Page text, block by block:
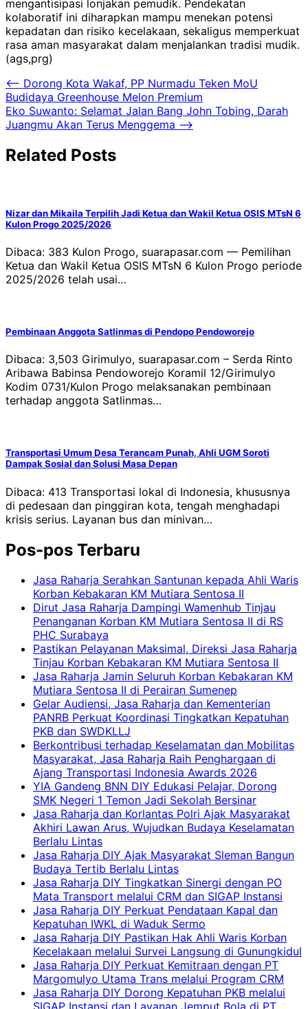
mengantisipasi lonjakan pemudik. Pendekatan
kolaboratif ini diharapkan mampu menekan potensi
kepadatan dan risiko kecelakaan, sekaligus memperkuat
rasa aman masyarakat dalam menjalankan tradisi mudik.
(ags,prg)
Navigasi
pos
⟵ Dorong Kota Wakaf, PP Nurmadu Teken MoU
Budidaya Greenhouse Melon Premium
Eko Suwanto: Selamat Jalan Bang John Tobing, Darah
Juangmu Akan Terus Menggema ⟶
Related Posts
Nizar dan Mikaila Terpilih Jadi Ketua dan Wakil Ketua OSIS MTsN 6
Kulon Progo 2025/2026
Dibaca: 383 Kulon Progo, suarapasar.com — Pemilihan
Ketua dan Wakil Ketua OSIS MTsN 6 Kulon Progo periode
2025/2026 telah usai…
Pembinaan Anggota Satlinmas di Pendopo Pendoworejo
Dibaca: 3,503 Girimulyo, suarapasar.com – Serda Rinto
Aribawa Babinsa Pendoworejo Koramil 12/Girimulyo
Kodim 0731/Kulon Progo melaksanakan pembinaan
terhadap anggota Satlinmas…
Transportasi Umum Desa Terancam Punah, Ahli UGM Soroti
Dampak Sosial dan Solusi Masa Depan
Dibaca: 413 Transportasi lokal di Indonesia, khususnya
di pedesaan dan pinggiran kota, tengah menghadapi
krisis serius. Layanan bus dan minivan…
Pos-pos Terbaru
Jasa Raharja Serahkan Santunan kepada Ahli Waris
Korban Kebakaran KM Mutiara Sentosa II
Dirut Jasa Raharja Dampingi Wamenhub Tinjau
Penanganan Korban KM Mutiara Sentosa II di RS
PHC Surabaya
Pastikan Pelayanan Maksimal, Direksi Jasa Raharja
Tinjau Korban Kebakaran KM Mutiara Sentosa II
Jasa Raharja Jamin Seluruh Korban Kebakaran KM
Mutiara Sentosa II di Perairan Sumenep
Gelar Audiensi, Jasa Raharja dan Kementerian
PANRB Perkuat Koordinasi Tingkatkan Kepatuhan
PKB dan SWDKLLJ
Berkontribusi terhadap Keselamatan dan Mobilitas
Masyarakat, Jasa Raharja Raih Penghargaan di
Ajang Transportasi Indonesia Awards 2026
YIA Gandeng BNN DIY Edukasi Pelajar, Dorong
SMK Negeri 1 Temon Jadi Sekolah Bersinar
Jasa Raharja dan Korlantas Polri Ajak Masyarakat
Akhiri Lawan Arus, Wujudkan Budaya Keselamatan
Berlalu Lintas
Jasa Raharja DIY Ajak Masyarakat Sleman Bangun
Budaya Tertib Berlalu Lintas
Jasa Raharja DIY Tingkatkan Sinergi dengan PO
Mata Transport melalui CRM dan SIGAP Instansi
Jasa Raharja DIY Perkuat Pendataan Kapal dan
Kepatuhan IWKL di Waduk Sermo
Jasa Raharja DIY Pastikan Hak Ahli Waris Korban
Kecelakaan melalui Survei Langsung di Gunungkidul
Jasa Raharja DIY Perkuat Kemitraan dengan PT
Margomulyo Utama Trans melalui Program CRM
Jasa Raharja DIY Dorong Kepatuhan PKB melalui